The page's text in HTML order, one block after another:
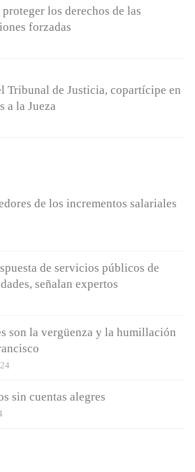
los derechos de las
forzadas
Tribunal de Justicia, copartícipe en
a la Jueza
de los incrementos salariales
de servicios públicos de
señalan expertos
son la vergüenza y la humillación
sin cuentas alegres